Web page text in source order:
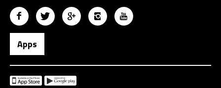
Apps